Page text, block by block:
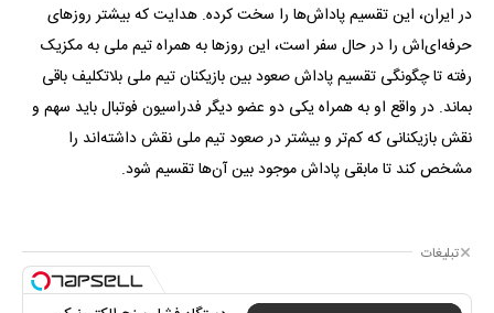
در ایران، این تقسیم پاداش‌ها را سخت کرده. هدایت که بیشتر روزهای
حرفه‌ای‌اش را در حال سفر است، این روزها به همراه تیم ملی به مکزیک
رفته تا چگونگی تقسیم پاداش صعود بین بازیکنان تیم ملی بلاتکلیف باقی
بماند. در واقع او به همراه یکی دو عضو دیگر فدراسیون فوتبال باید سهم و
نقش بازیکنانی که کم‌‌تر و بیشتر در صعود تیم ملی نقش داشته‌اند را
مشخص کند تا مابقی پاداش موجود بین آن‌ها تقسیم شود.
تبلیغات